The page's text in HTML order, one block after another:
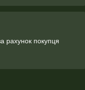
рахунок покупця